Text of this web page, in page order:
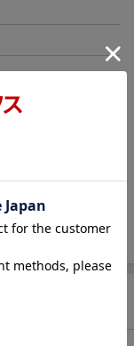
ります。ご注文頂
商品と印刷の品
ご了承ください。